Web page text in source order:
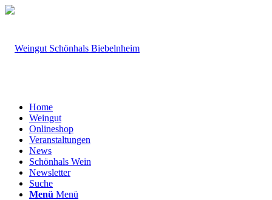
Home
Weingut
Onlineshop
Veranstaltungen
News
Schönhals Wein
Newsletter
Suche
Menü Menü